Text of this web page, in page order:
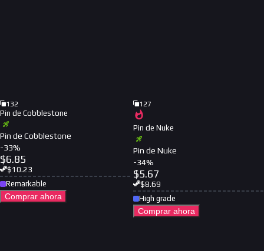
132
Pin de Cobblestone
Pin de Cobblestone
-33%
$6.85
$10.23
Remarkable
Comprar ahora
127
Pin de Nuke
Pin de Nuke
-34%
$5.67
$8.69
High grade
Comprar ahora